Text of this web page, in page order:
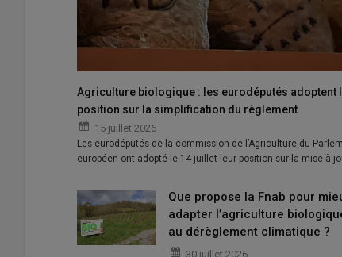
© Vincent Marmuse/CAIA (archives)
Le 21 mai dernier, lacommission d’enquête
industrie en danger ». C’est maintenant
sous la tutelle du ministère de l’Agriculture, Que
distribution sur un panier de 24 fruits et légumes
nationale), en comparantles prix du conventionnel
Agriculture biologique : les eurodéputés adoptent
position sur la simplification du règlement
15 juillet 2026
Les eurodéputés de la commission de l’Agriculture du
européen ont adopté le 14 juillet leur position sur la mise à
Que propose la Fnab pour
adapter l’agriculture
au dérèglement climatique ?
30 juillet 2026